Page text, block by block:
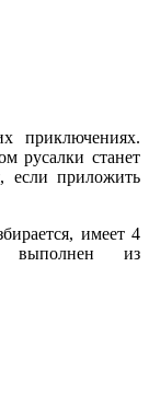
приключениях.
русалки станет
если приложить
имеет 4
выполнен из